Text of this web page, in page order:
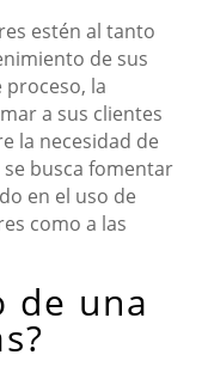
estén al tanto
de sus
proceso, la
a sus clientes
la necesidad de
busca fomentar
en el uso de
como a las
de una